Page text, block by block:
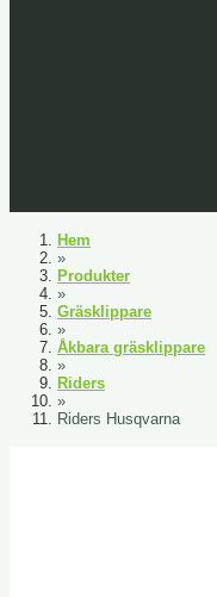
Hem
»
Produkter
»
Gräsklippare
»
Åkbara gräsklippare
»
Riders
»
Riders Husqvarna